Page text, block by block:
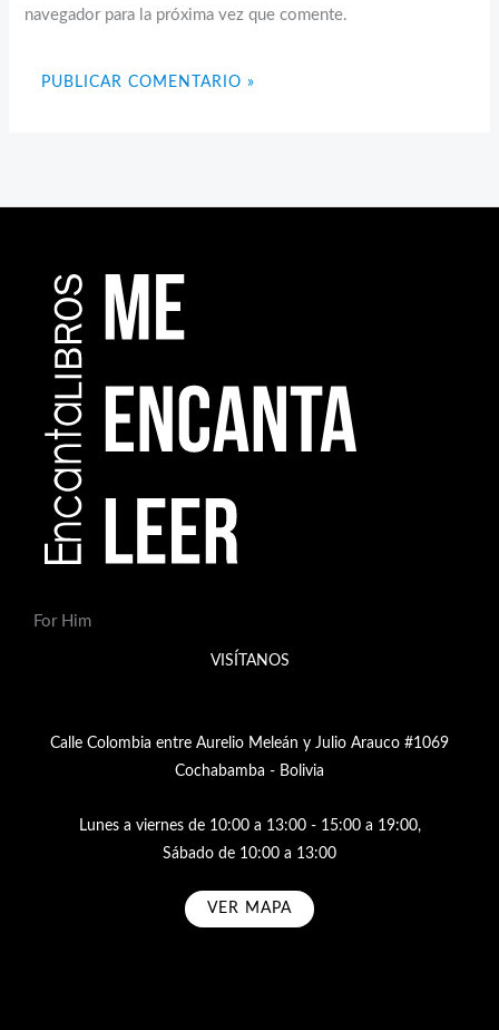
navegador para la próxima vez que comente.
For Him
VISÍTANOS
Calle Colombia entre Aurelio Meleán y Julio Arauco #1069
Cochabamba - Bolivia
Lunes a viernes de 10:00 a 13:00 - 15:00 a 19:00,
Sábado de 10:00 a 13:00
VER MAPA